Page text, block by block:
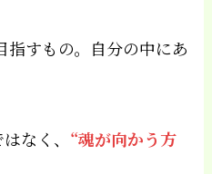
指すもの。自分の中にあ
なく、 “魂が向かう方